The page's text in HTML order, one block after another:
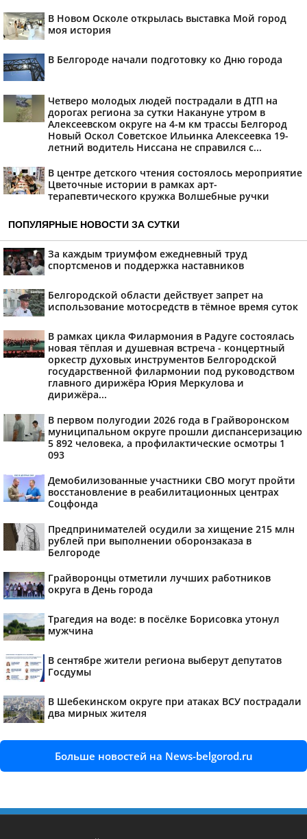
В Новом Осколе открылась выставка Мой город
моя история
В Белгороде начали подготовку ко Дню города
Четверо молодых людей пострадали в ДТП на
дорогах региона за сутки Накануне утром в
Алексеевском округе на 4-м км трассы Белгород
Новый Оскол Советское Ильинка Алексеевка 19-
летний водитель Ниссана не справился с...
В центре детского чтения состоялось мероприятие
Цветочные истории в рамках арт-
терапевтического кружка Волшебные ручки
ПОПУЛЯРНЫЕ НОВОСТИ ЗА СУТКИ
За каждым триумфом ежедневный труд
спортсменов и поддержка наставников
Белгородской области действует запрет на
использование мотосредств в тёмное время суток
В рамках цикла Филармония в Радуге состоялась
новая тёплая и душевная встреча - концертный
оркестр духовых инструментов Белгородской
государственной филармонии под руководством
главного дирижёра Юрия Меркулова и
дирижёра...
В первом полугодии 2026 года в Грайворонском
муниципальном округе прошли диспансеризацию
5 892 человека, а профилактические осмотры 1
093
Демобилизованные участники СВО могут пройти
восстановление в реабилитационных центрах
Соцфонда
Предпринимателей осудили за хищение 215 млн
рублей при выполнении оборонзаказа в
Белгороде
Грайворонцы отметили лучших работников
округа в День города
Трагедия на воде: в посёлке Борисовка утонул
мужчина
В сентябре жители региона выберут депутатов
Госдумы
В Шебекинском округе при атаках ВСУ пострадали
два мирных жителя
Больше новостей на News-belgorod.ru